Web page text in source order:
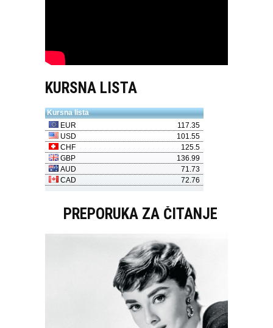
KURSNA LISTA
PREPORUKA ZA ČITANJE